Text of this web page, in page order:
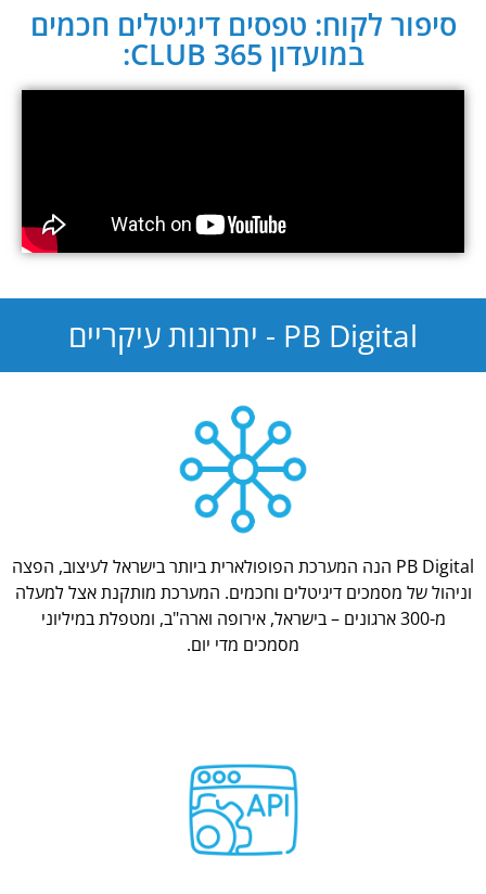
סיפור לקוח: טפסים דיגיטלים חכמים
במועדון CLUB 365:
PB Digital - יתרונות עיקריים
PB Digital הנה המערכת הפופולארית ביותר בישראל לעיצוב, הפצה
וניהול של מסמכים דיגיטלים וחכמים. המערכת מותקנת אצל למעלה
מ-300 ארגונים – בישראל, אירופה וארה"ב, ומטפלת במיליוני
מסמכים מדי יום.